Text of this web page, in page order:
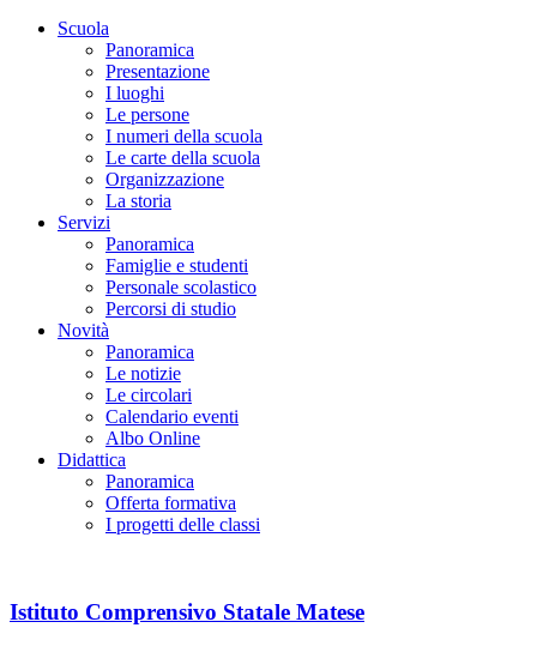
Scuola
Panoramica
Presentazione
I luoghi
Le persone
I numeri della scuola
Le carte della scuola
Organizzazione
La storia
Servizi
Panoramica
Famiglie e studenti
Personale scolastico
Percorsi di studio
Novità
Panoramica
Le notizie
Le circolari
Calendario eventi
Albo Online
Didattica
Panoramica
Offerta formativa
I progetti delle classi
Istituto Comprensivo Statale Matese